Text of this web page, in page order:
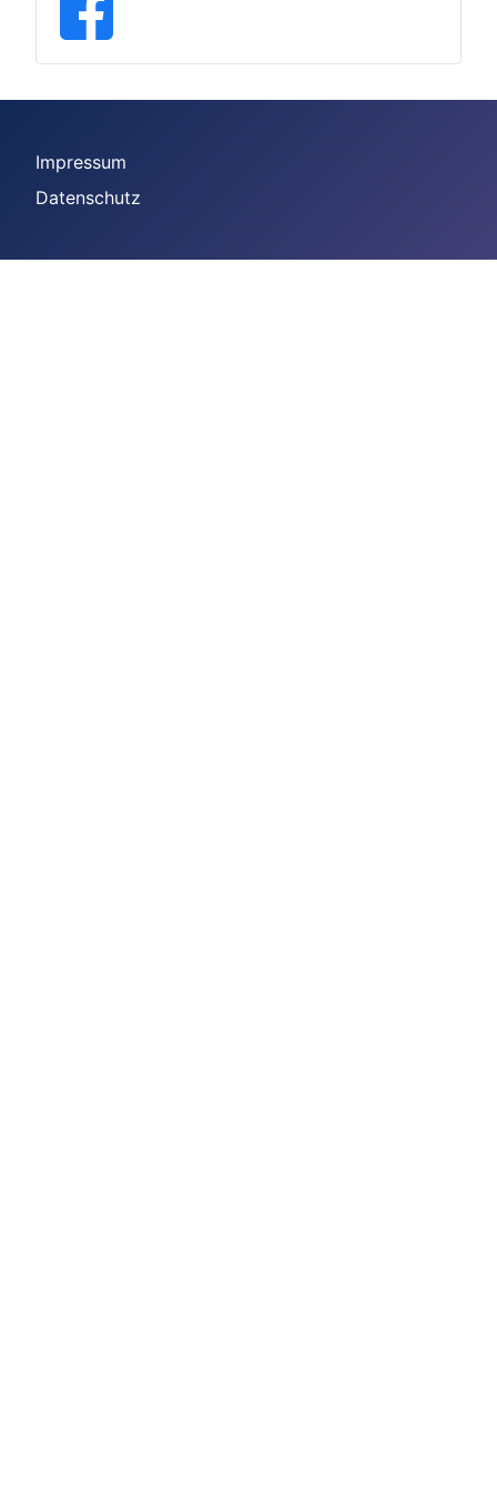
Impressum
Datenschutz